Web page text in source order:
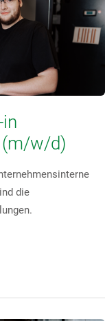
(m/w/d)
die